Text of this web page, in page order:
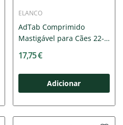
ELANCO
AdTab Comprimido
Mastigável para Cães 22-
17,75 €
Adicionar